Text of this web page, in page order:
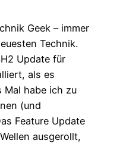
Geek – immer
Technik.
Update für
als es
Mal habe ich zu
(und
Feature Update
ausgerollt,